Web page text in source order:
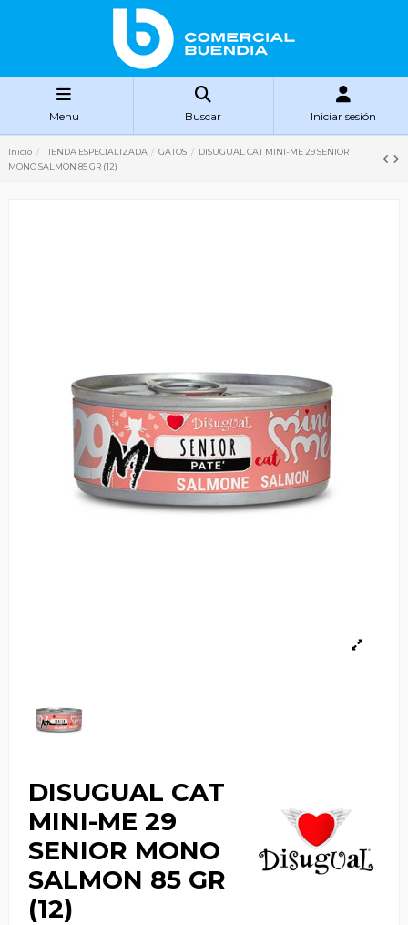
Menu Buscar Iniciar sesión
Inicio TIENDA ESPECIALIZADA GATOS
DISUGUAL CAT MINI-ME 29 SENIOR
MONO SALMON 85 GR (12)
DISUGUAL CAT
MINI-ME 29
SENIOR MONO
SALMON 85 GR
(12)